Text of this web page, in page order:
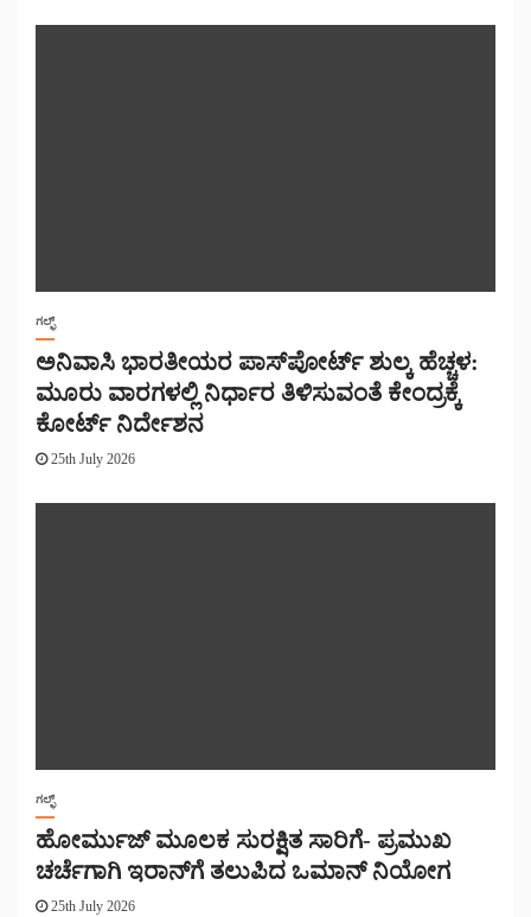
ಗಲ್ಫ್
ಅನಿವಾಸಿ ಭಾರತೀಯರ ಪಾಸ್‌ಪೋರ್ಟ್ ಶುಲ್ಕ ಹೆಚ್ಚಳ:
ಮೂರು ವಾರಗಳಲ್ಲಿ ನಿರ್ಧಾರ ತಿಳಿಸುವಂತೆ ಕೇಂದ್ರಕ್ಕೆ
ಕೋರ್ಟ್ ನಿರ್ದೇಶನ
25th July 2026
ಗಲ್ಫ್
ಹೋರ್ಮುಜ್ ಮೂಲಕ ಸುರಕ್ಷಿತ ಸಾರಿಗೆ- ಪ್ರಮುಖ
ಚರ್ಚೆಗಾಗಿ ಇರಾನ್‌ಗೆ ತಲುಪಿದ ಒಮಾನ್ ನಿಯೋಗ
25th July 2026